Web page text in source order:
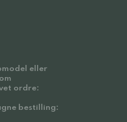
eller
ordre:
bestilling: